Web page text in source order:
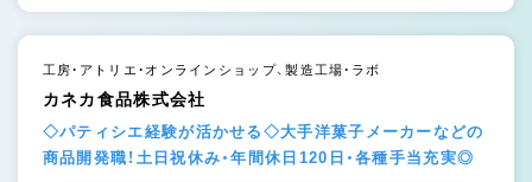
工房・アトリエ・オンラインショップ、製造工場・ラボ
カネカ食品株式会社
◇パティシエ経験が活かせる◇大手洋菓子メーカーなどの
商品開発職！土日祝休み・年間休日120日・各種手当充実◎